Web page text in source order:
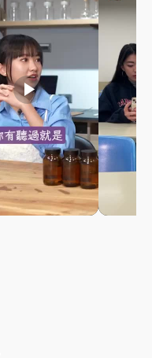
play_arrow